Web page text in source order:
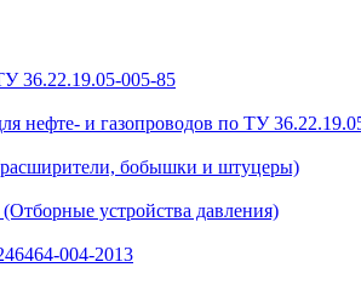
36.22.19.05-005-85
нефте- и газопроводов по ТУ
бобышки и штуцеры)
устройства давления)
004-2013